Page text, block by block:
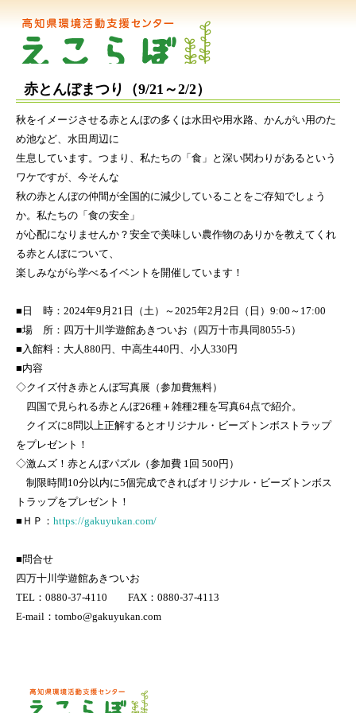
赤とんぼまつり（9/21～2/2）
秋をイメージさせる赤とんぼの多くは水田や用水路、かんがい用のた
め池など、水田周辺に
生息しています。つまり、私たちの「食」と深い関わりがあるという
ワケですが、今そんな
秋の赤とんぼの仲間が全国的に減少していることをご存知でしょう
か。私たちの「食の安全」
が心配になりませんか？安全で美味しい農作物のありかを教えてくれ
る赤とんぼについて、
楽しみながら学べるイベントを開催しています！
■日 時：2024年9月21日（土）～2025年2月2日（日）9:00～17:00
■場 所：四万十川学遊館あきついお（四万十市具同8055-5）
■入館料：大人880円、中高生440円、小人330円
■内容
◇クイズ付き赤とんぼ写真展（参加費無料）
四国で見られる赤とんぼ26種＋雑種2種を写真64点で紹介。
クイズに8問以上正解するとオリジナル・ビーズトンボストラップ
をプレゼント！
◇激ムズ！赤とんぼパズル（参加費 1回 500円）
制限時間10分以内に5個完成できればオリジナル・ビーズトンボス
トラップをプレゼント！
■ＨＰ： https://gakuyukan.com/
■問合せ
四万十川学遊館あきついお
TEL：0880-37-4110 FAX：0880-37-4113
E-mail：tombo@gakuyukan.com